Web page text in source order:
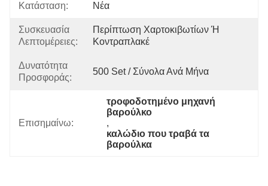
Κατάσταση: Νέα
Συσκευασία
Λεπτομέρειες:
Περίπτωση Χαρτοκιβωτίων Ή
Κοντραπλακέ
Δυνατότητα
Προσφοράς:
500 Set / Σύνολα Ανά Μήνα
Επισημαίνω:
τροφοδοτημένο μηχανή
βαρούλκο
,
καλώδιο που τραβά τα
βαρούλκα